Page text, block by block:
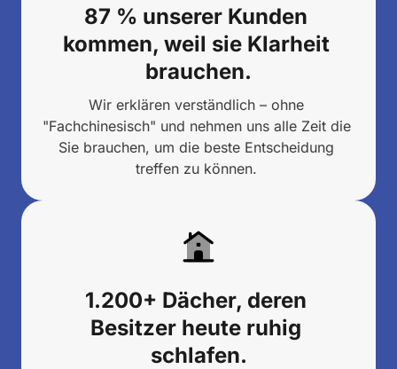
87 % unserer Kunden
kommen, weil sie Klarheit
brauchen.
Wir erklären verständlich – ohne
"Fachchinesisch" und nehmen uns alle Zeit die
Sie brauchen, um die beste Entscheidung
treffen zu können.
1.200+ Dächer, deren
Besitzer heute ruhig
schlafen.